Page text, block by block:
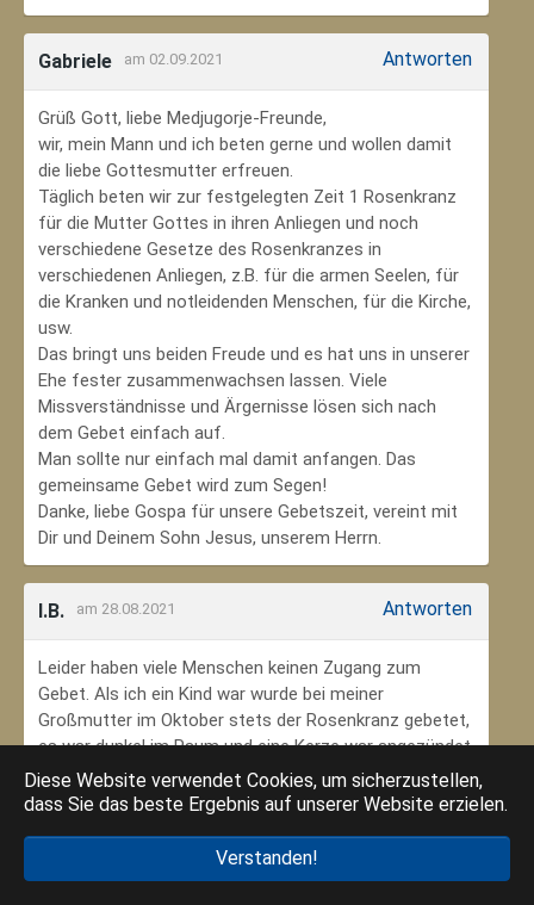
Diese Website verwendet Cookies, um sicherzustellen,
dass Sie das beste Ergebnis auf unserer Website erzielen.
Verstanden!
Gabriele am 02.09.2021 Antworten
Grüß Gott, liebe Medjugorje-Freunde,
wir, mein Mann und ich beten gerne und wollen damit
die liebe Gottesmutter erfreuen.
Täglich beten wir zur festgelegten Zeit 1 Rosenkranz
für die Mutter Gottes in ihren Anliegen und noch
verschiedene Gesetze des Rosenkranzes in
verschiedenen Anliegen, z.B. für die armen Seelen, für
die Kranken und notleidenden Menschen, für die Kirche,
usw.
Das bringt uns beiden Freude und es hat uns in unserer
Ehe fester zusammenwachsen lassen. Viele
Missverständnisse und Ärgernisse lösen sich nach
dem Gebet einfach auf.
Man sollte nur einfach mal damit anfangen. Das
gemeinsame Gebet wird zum Segen!
Danke, liebe Gospa für unsere Gebetszeit, vereint mit
Dir und Deinem Sohn Jesus, unserem Herrn.
I.B. am 28.08.2021 Antworten
Leider haben viele Menschen keinen Zugang zum
Gebet. Als ich ein Kind war wurde bei meiner
Großmutter im Oktober stets der Rosenkranz gebetet,
es war dunkel im Raum und eine Kerze war angezündet.
Ich habe mich ungeheuer geborgen gefühlt. Das weiß
ich jetzt im Alter sehr zu schätzen. Danke an meine
Danke an die Gottesmutter Maria, dass ich beten kann.